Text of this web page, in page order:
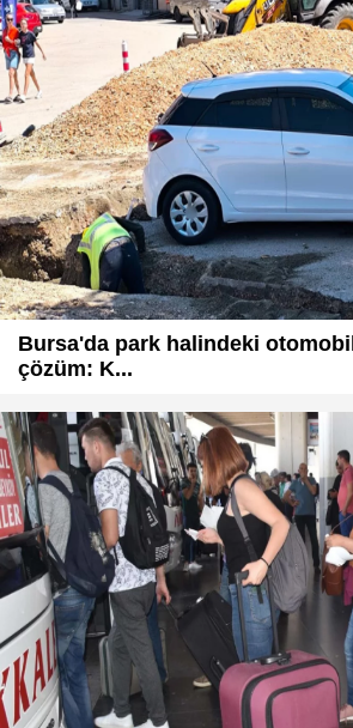
Bursa'da park halindeki
çözüm: K...